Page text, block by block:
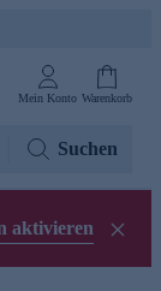
Mein Konto Warenkorb
Suchen
aktivieren